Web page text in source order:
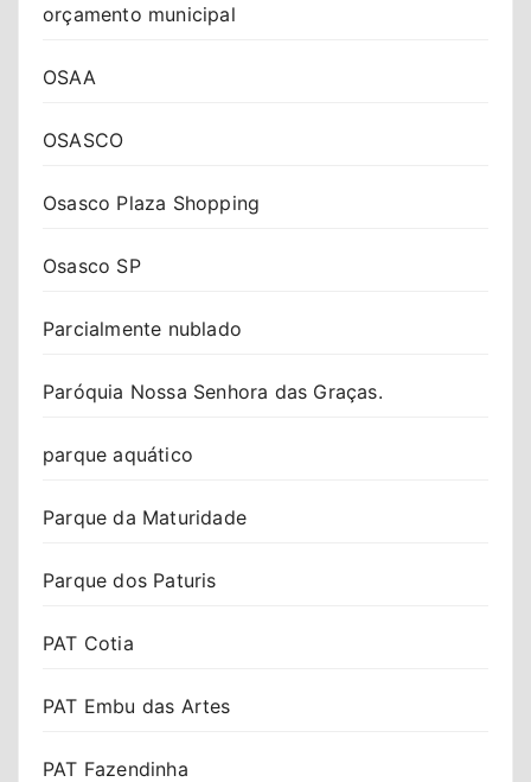
orçamento municipal
OSAA
OSASCO
Osasco Plaza Shopping
Osasco SP
Parcialmente nublado
Paróquia Nossa Senhora das Graças.
parque aquático
Parque da Maturidade
Parque dos Paturis
PAT Cotia
PAT Embu das Artes
PAT Fazendinha